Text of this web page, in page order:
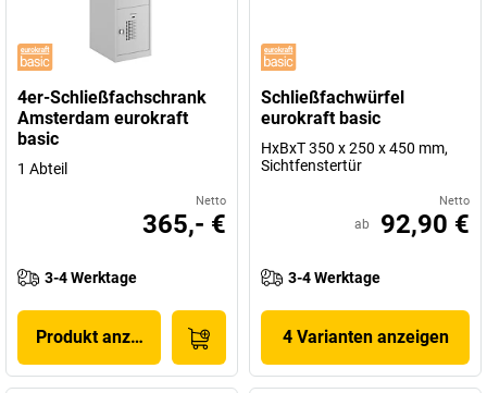
4er-Schließfachschrank
Amsterdam eurokraft
basic
1 Abteil
Netto
365,- €
3-4 Werktage
Produkt anzeigen
Schließfachwürfel
eurokraft basic
HxBxT 350 x 250 x 450 mm,
Sichtfenstertür
Netto
ab 92,90 €
3-4 Werktage
4 Varianten anzeigen